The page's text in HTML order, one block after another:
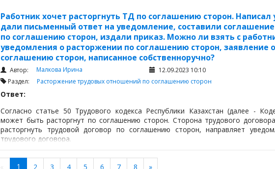
Работник хочет расторгнуть ТД по соглашению сторон.
дали письменный ответ на уведомление, составили
по соглашению сторон, издали приказ. Можно ли взять с
уведомления о расторжении по соглашению сторон, заявление
соглашению сторон, написанное собственноручно?
Автор: Малкова Ирина 12.09.2023 10:10
Раздел: Расторжение трудовых отношений по соглашению сторон
Ответ:
Согласно статье 50 Трудового кодекса Республики Казахстан (далее -
может быть расторгнут по соглашению сторон. Сторона трудового
расторгнуть трудовой договор по соглашению сторон, направляет
трудового договора.
1 2 3 4 5 6 7 8 »